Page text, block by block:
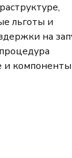
льготы и
на
и